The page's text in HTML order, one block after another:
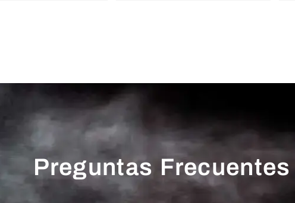
Preguntas Frecuentes